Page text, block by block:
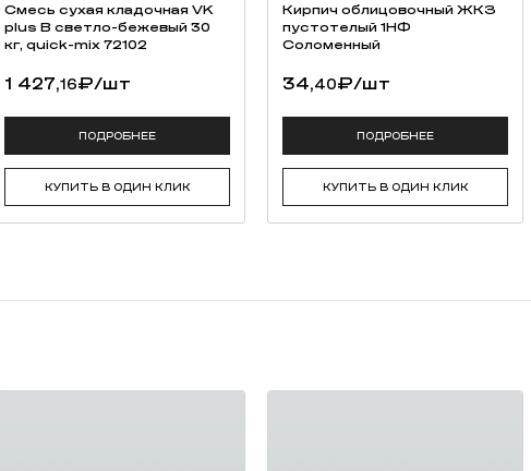
Смесь cухая кладочная VK
plus B светло-бежевый 30
кг, quick-mix 72102
1 427,16₽/шт
ПОДРОБНЕЕ
КУПИТЬ В ОДИН КЛИК
Кирпич облицовочный ЖКЗ
пустотелый 1НФ
Соломенный
34,40₽/шт
ПОДРОБНЕЕ
КУПИТЬ В ОДИН КЛИК